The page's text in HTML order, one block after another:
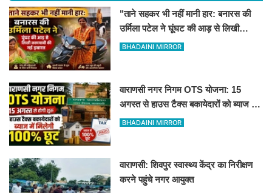
"ताने सहकर भी नहीं मानी हार: बनारस की
उर्मिला पटेल ने घूंघट की आड़ से लिखी
कामयाबी की नई इबारत"
BHADAINI MIRROR
वाराणसी नगर निगम OTS योजना: 15
अगस्त से हाउस टैक्स बकायेदारों को ब्याज में
मिलेगी 100% छूट
BHADAINI MIRROR
वाराणसी: शिवपुर स्वास्थ्य केंद्र का निरीक्षण
करने पहुंचे नगर आयुक्त